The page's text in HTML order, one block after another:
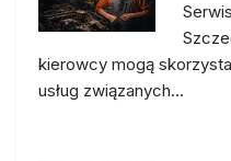
kierowcy mogą
usług związanych…